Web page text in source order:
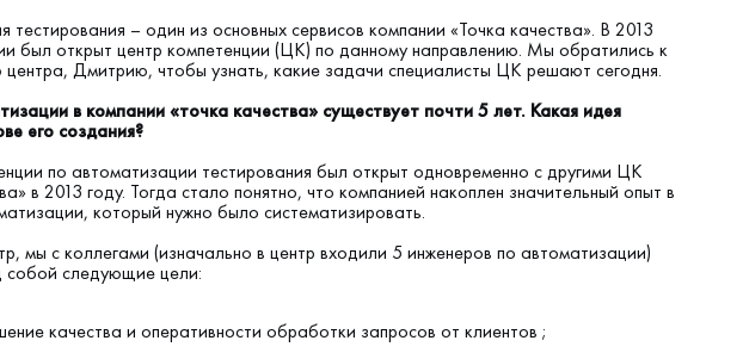
тестирования – один из основных сервисов компании «Точка качества». В 2013
был открыт центр компетенции (ЦК) по данному направлению. Мы обратились к
Дмитрию, чтобы узнать, какие задачи специалисты ЦК решают сегодня.
в компании «точка качества» существует почти 5 лет. Какая идея
его создания?
по автоматизации тестирования был открыт одновременно с другими ЦК
в 2013 году. Тогда стало понятно, что компанией накоплен значительный опыт в
который нужно было систематизировать.
мы с коллегами (изначально в центр входили 5 инженеров по автоматизации)
собой следующие цели:
качества и оперативности обработки запросов от клиентов ;